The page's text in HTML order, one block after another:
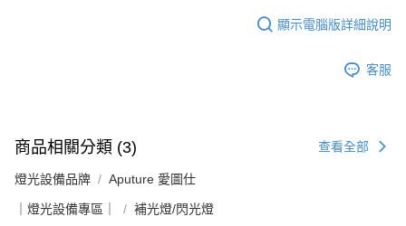
顯示電腦版詳細說明
客服
商品相關分類 (3) 查看全部
燈光設備品牌 Aputure 愛圖仕
｜燈光設備專區｜ 補光燈/閃光燈